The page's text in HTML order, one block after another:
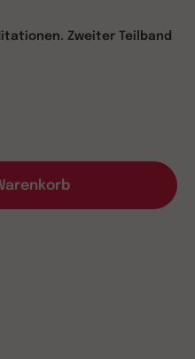
Zweiter Teilband